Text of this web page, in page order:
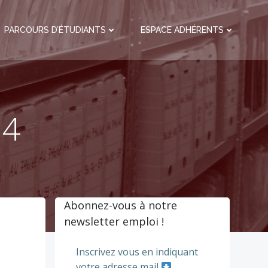
PARCOURS D’ÉTUDIANTS ESPACE ADHÉRENTS
Abonnez-vous à notre
newsletter emploi !
Inscrivez vous en indiquant